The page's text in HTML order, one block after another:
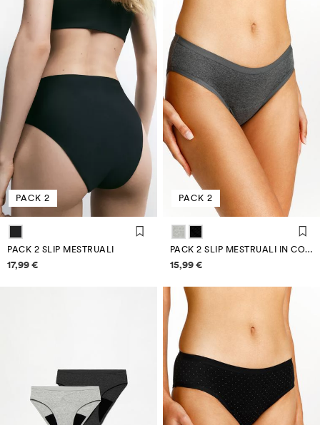
PACK 2
PACK 2 SLIP MESTRUALI
Informazioni sui prezzi
17,99 €
PACK 2
PACK 2 SLIP MESTRUALI IN COTONE
Informazioni sui prezzi
15,99 €